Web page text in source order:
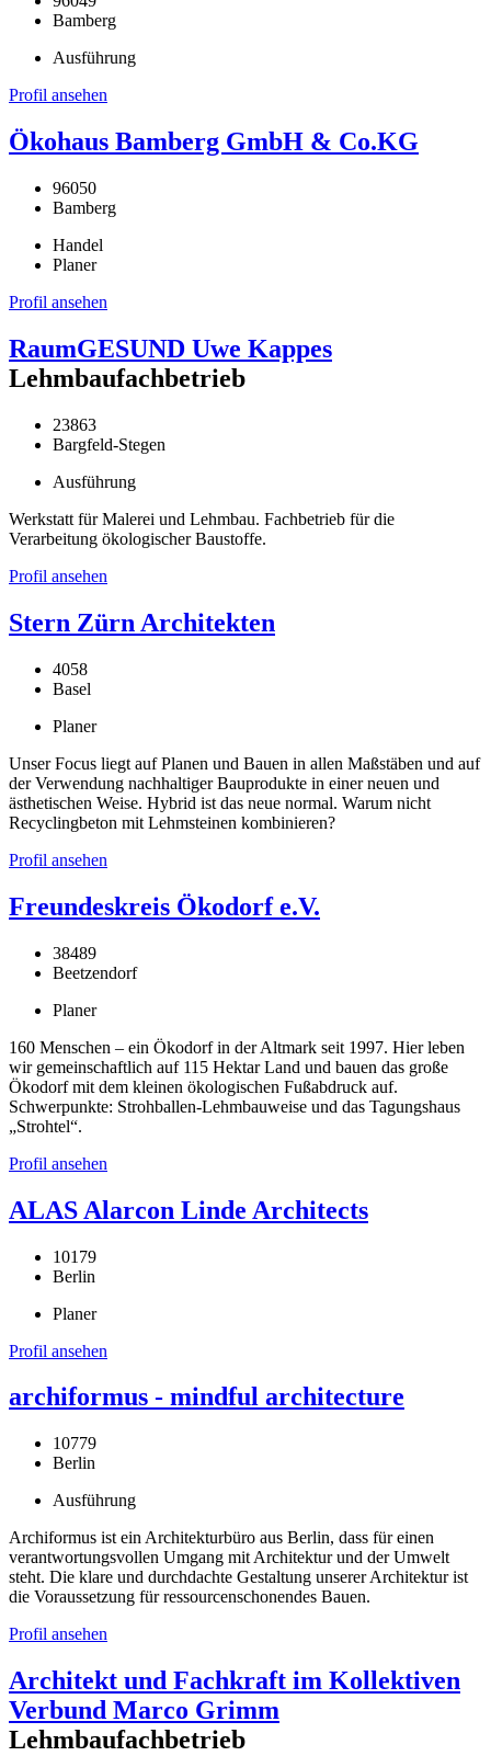
Bamberg
Ausführung
Profil ansehen
Ökohaus Bamberg GmbH & Co.KG
96050
Bamberg
Handel
Planer
Profil ansehen
RaumGESUND Uwe Kappes
Lehmbaufachbetrieb
23863
Bargfeld-Stegen
Ausführung
Werkstatt für Malerei und Lehmbau. Fachbetrieb für die
Verarbeitung ökologischer Baustoffe.
Profil ansehen
Stern Zürn Architekten
4058
Basel
Planer
Unser Focus liegt auf Planen und Bauen in allen Maßstäben und auf
der Verwendung nachhaltiger Bauprodukte in einer neuen und
ästhetischen Weise. Hybrid ist das neue normal. Warum nicht
Recyclingbeton mit Lehmsteinen kombinieren?
Profil ansehen
Freundeskreis Ökodorf e.V.
38489
Beetzendorf
Planer
160 Menschen – ein Ökodorf in der Altmark seit 1997. Hier leben
wir gemeinschaftlich auf 115 Hektar Land und bauen das große
Ökodorf mit dem kleinen ökologischen Fußabdruck auf.
Schwerpunkte: Strohballen-Lehmbauweise und das Tagungshaus
„Strohtel“.
Profil ansehen
ALAS Alarcon Linde Architects
10179
Berlin
Planer
Profil ansehen
archiformus - mindful architecture
10779
Berlin
Ausführung
Archiformus ist ein Architekturbüro aus Berlin, dass für einen
verantwortungsvollen Umgang mit Architektur und der Umwelt
steht. Die klare und durchdachte Gestaltung unserer Architektur ist
die Voraussetzung für ressourcenschonendes Bauen.
Profil ansehen
Architekt und Fachkraft im Kollektiven
Verbund Marco Grimm
Lehmbaufachbetrieb